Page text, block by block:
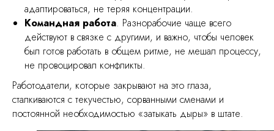
адаптироваться, не теряя концентрации.
Командная работа. Разнорабочие чаще всего
действуют в связке с другими, и важно, чтобы человек
был готов работать в общем ритме, не мешал процессу,
не провоцировал конфликты.
Работодатели, которые закрывают на это глаза,
сталкиваются с текучестью, сорванными сменами и
постоянной необходимостью «затыкать дыры» в штате.